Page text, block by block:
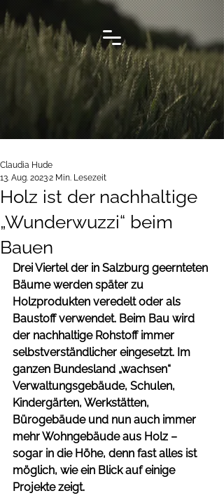
Holz ist der nachhaltige
„Wunderwuzzi“ beim
Bauen
Claudia Hude
13. Aug. 20232 Min. Lesezeit
Drei Viertel der in Salzburg geernteten
Bäume werden später zu
Holzprodukten veredelt oder als
Baustoff verwendet. Beim Bau wird
der nachhaltige Rohstoff immer
selbstverständlicher eingesetzt. Im
ganzen Bundesland „wachsen“
Verwaltungsgebäude, Schulen,
Kindergärten, Werkstätten,
Bürogebäude und nun auch immer
mehr Wohngebäude aus Holz –
sogar in die Höhe, denn fast alles ist
möglich, wie ein Blick auf einige
Projekte zeigt.